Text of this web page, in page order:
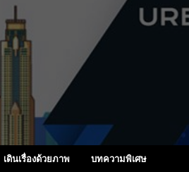
เดินเรื่องด้วยภาพ บทความพิเศษ